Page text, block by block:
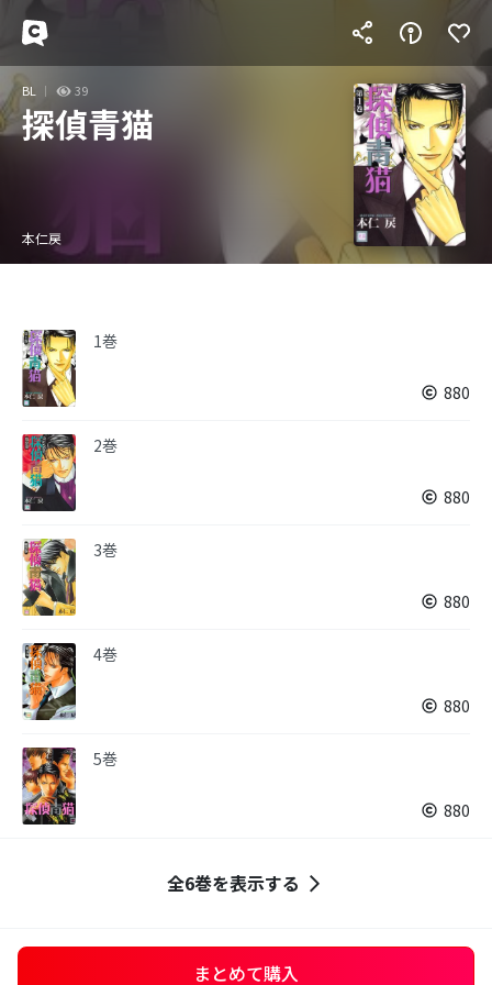
BL 39
探偵青猫
本仁戻
1巻
880
2巻
880
3巻
880
4巻
880
5巻
880
全6巻を表示する
まとめて購入